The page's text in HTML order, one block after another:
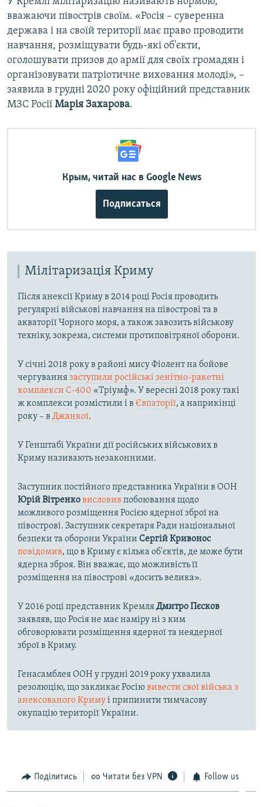
вважаючи півострів своїм. «Росія – суверенна
держава і на своїй території має право проводити
навчання, розміщувати будь-які об'єкти,
оголошувати призов до армії для своїх громадян і
організовувати патріотичне виховання молоді», –
заявила в грудні 2020 року офіційний представник
МЗС Росії Марія Захарова.​
Крым, читай нас в Google News
Подписаться
Мілітаризація Криму
Після анексії Криму в 2014 році Росія проводить
регулярні військові навчання на півострові та в
акваторії Чорного моря, а також завозить військову
техніку, зокрема, системи протиповітряної оборони.
У січні 2018 року в районі мису Фіолент на бойове
чергуваннязаступили російські зенітно-ракетні
комплекси С-400 «Тріумф». У вересні 2018 року такі
ж комплекси розмістили і в Євпаторії, а наприкінці
року – в Джанкої.
У Генштабі України дії російських військових в
Криму називають незаконними.
Заступник постійного представника України в ООН
Юрій Вітренковисловив побоювання щодо
можливого розміщення Росією ядерної зброї на
півострові. Заступник секретаря Ради національної
безпеки та оборони України Сергій Кривонос
повідомив, що в Криму є кілька об'єктів, де може бути
ядерна зброя. Він вважає, що можливість її
розміщення на півострові «досить велика».
У 2016 році представник КремляДмитро Пєсков
заявляв, що Росія не має наміру ні з ким
обговорювати розміщення ядерної та неядерної
зброї в Криму.
Генасамблея ООН у грудні 2019 року ухвалила
резолюцію, що закликає Росіювивести свої війська з
анексованого Кримуі припинити тимчасову
окупацію території України.
Поділитись Читати без VPN Follow us